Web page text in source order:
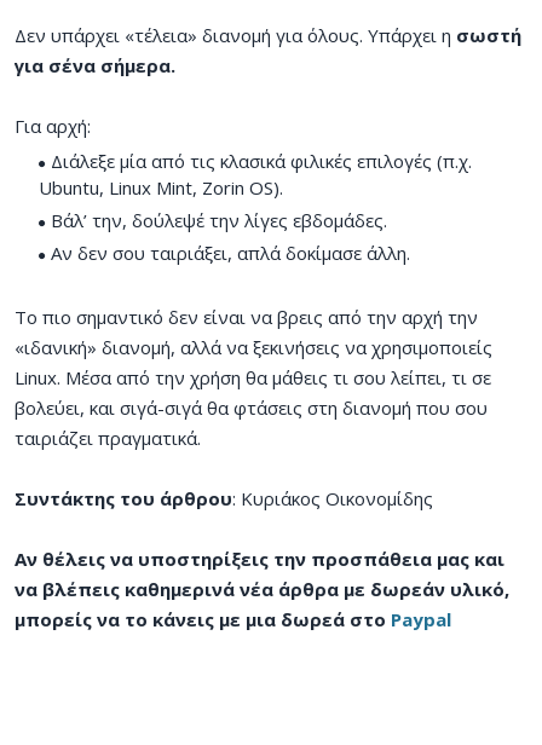
Δεν υπάρχει «τέλεια» διανομή για όλους. Υπάρχει η σωστή
για σένα σήμερα.
Για αρχή:
Διάλεξε μία από τις κλασικά φιλικές επιλογές (π.χ.
Ubuntu, Linux Mint, Zorin OS).
Βάλ’ την, δούλεψέ την λίγες εβδομάδες.
Αν δεν σου ταιριάξει, απλά δοκίμασε άλλη.
Το πιο σημαντικό δεν είναι να βρεις από την αρχή την
«ιδανική» διανομή, αλλά να ξεκινήσεις να χρησιμοποιείς
Linux. Μέσα από την χρήση θα μάθεις τι σου λείπει, τι σε
βολεύει, και σιγά-σιγά θα φτάσεις στη διανομή που σου
ταιριάζει πραγματικά.
Συντάκτης του άρθρου: Κυριάκος Οικονομίδης
Αν θέλεις να υποστηρίξεις την προσπάθεια μας και
να βλέπεις καθημερινά νέα άρθρα με δωρεάν υλικό,
μπορείς να το κάνεις με μια δωρεά στο Paypal